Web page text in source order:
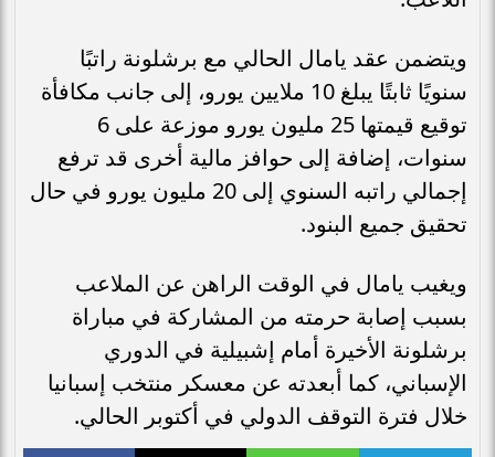
ويتضمن عقد يامال الحالي مع برشلونة راتبًا
سنويًا ثابتًا يبلغ 10 ملايين يورو، إلى جانب مكافأة
توقيع قيمتها 25 مليون يورو موزعة على 6
سنوات، إضافة إلى حوافز مالية أخرى قد ترفع
إجمالي راتبه السنوي إلى 20 مليون يورو في حال
تحقيق جميع البنود.
ويغيب يامال في الوقت الراهن عن الملاعب
بسبب إصابة حرمته من المشاركة في مباراة
برشلونة الأخيرة أمام إشبيلية في الدوري
الإسباني، كما أبعدته عن معسكر منتخب إسبانيا
خلال فترة التوقف الدولي في أكتوبر الحالي.